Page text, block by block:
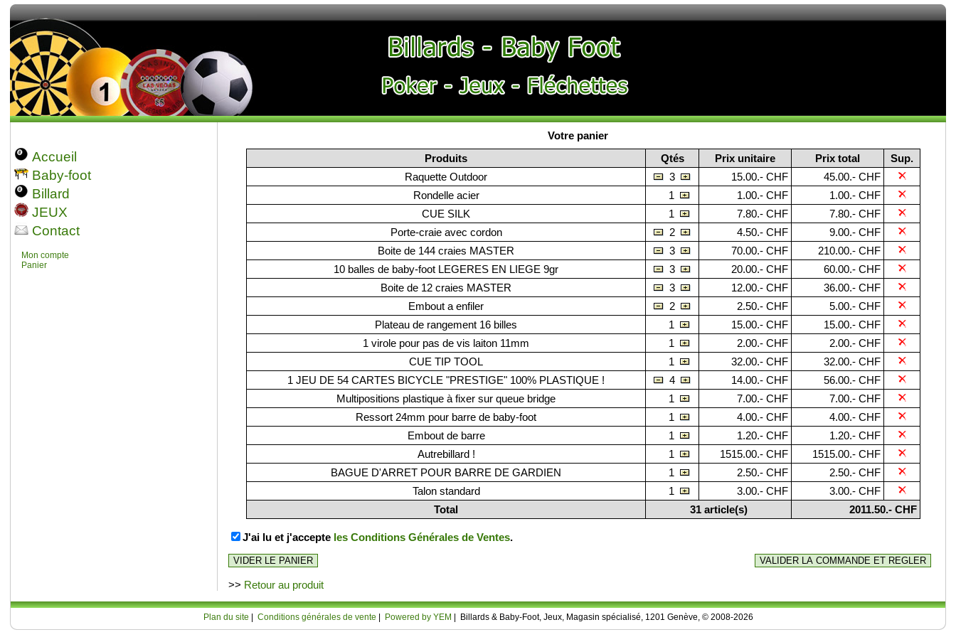
Accueil
Baby-foot
Billard
JEUX
Contact
Mon compte
Panier
Votre panier
Produits
Qtés Prix unitaire Prix total
Sup.
Raquette Outdoor
3 15.00.- CHF
45.00.- CHF
Rondelle acier
1 1.00.- CHF
1.00.- CHF
CUE SILK
1 7.80.- CHF
7.80.- CHF
Porte-craie avec cordon
2 4.50.- CHF
9.00.- CHF
Boite de 144 craies MASTER
3 70.00.- CHF
210.00.- CHF
10 balles de baby-foot LEGERES EN LIEGE 9gr
3 20.00.- CHF
60.00.- CHF
Boite de 12 craies MASTER
3 12.00.- CHF
36.00.- CHF
Embout a enfiler
2 2.50.- CHF
5.00.- CHF
Plateau de rangement 16 billes
1 15.00.- CHF
15.00.- CHF
1 virole pour pas de vis laiton 11mm
1 2.00.- CHF
2.00.- CHF
CUE TIP TOOL
1 32.00.- CHF
32.00.- CHF
1 JEU DE 54 CARTES BICYCLE "PRESTIGE" 100% PLASTIQUE !
4 14.00.- CHF
56.00.- CHF
Multipositions plastique à fixer sur queue bridge
1 7.00.- CHF
7.00.- CHF
Ressort 24mm pour barre de baby-foot
1 4.00.- CHF
4.00.- CHF
Embout de barre
1 1.20.- CHF
1.20.- CHF
Autrebillard !
1 1515.00.- CHF
1515.00.- CHF
BAGUE D'ARRET POUR BARRE DE GARDIEN
1 2.50.- CHF
2.50.- CHF
Talon standard
1 3.00.- CHF
3.00.- CHF
Total
31 article(s) 2011.50.- CHF
J'ai lu et j'accepte les Conditions Générales de Ventes.
>> Retour au produit
Plan du site | Conditions générales de vente | Powered by YEM | Billards & Baby-Foot, Jeux, Magasin spécialisé, 1201 Genève, © 2008-2026